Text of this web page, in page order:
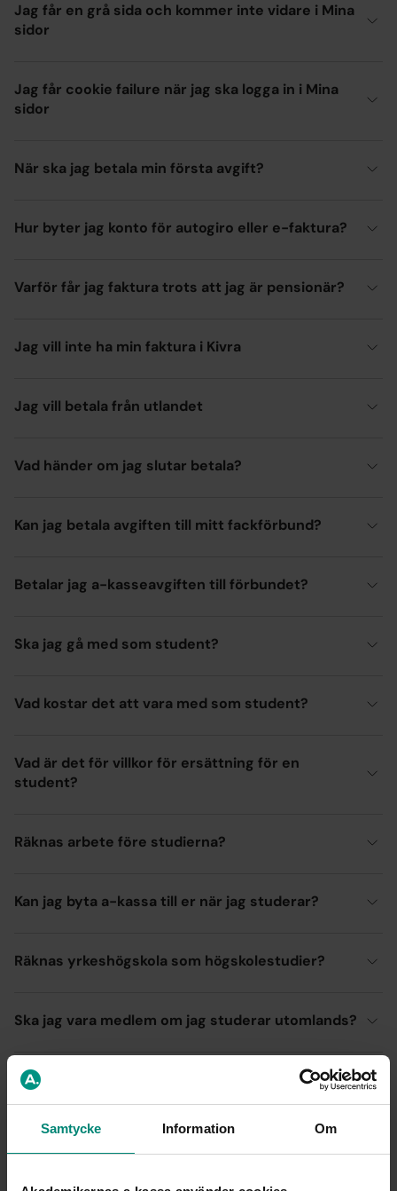
Samtycke Information Om
Jag får en grå sida och kommer inte vidare i Mina
sidor
Jag får cookie failure när jag ska logga in i Mina
sidor
När ska jag betala min första avgift?
Hur byter jag konto för autogiro eller e-faktura?
Varför får jag faktura trots att jag är pensionär?
Jag vill inte ha min faktura i Kivra
Jag vill betala från utlandet
Vad händer om jag slutar betala?
Kan jag betala avgiften till mitt fackförbund?
Betalar jag a-kasseavgiften till förbundet?
Ska jag gå med som student?
Vad kostar det att vara med som student?
Vad är det för villkor för ersättning för en
student?
Räknas arbete före studierna?
Kan jag byta a-kassa till er när jag studerar?
Räknas yrkeshögskola som högskolestudier?
Ska jag vara medlem om jag studerar utomlands?
Hur gör jag om jag vill skattejämka?
Jag har fyllt i fel i månadsansökan. Hur gör jag nu?